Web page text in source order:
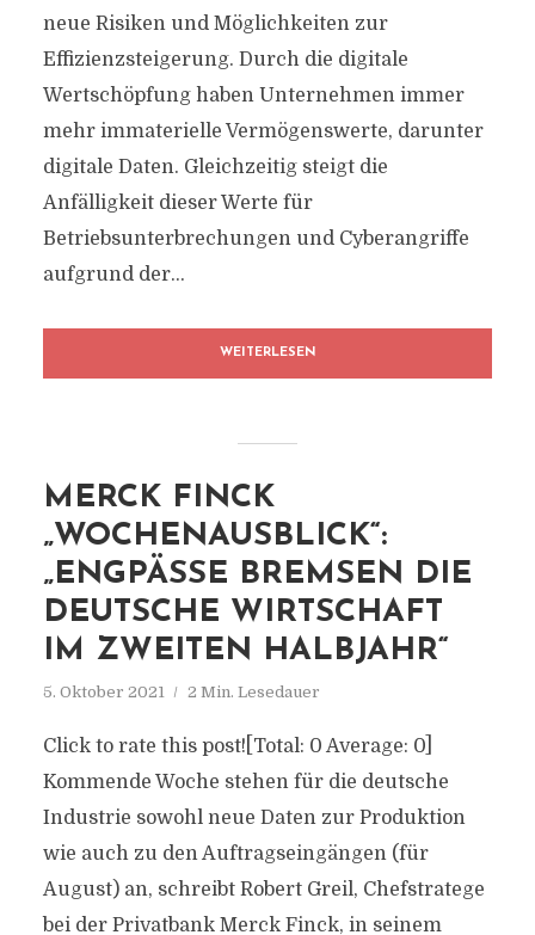
neue Risiken und Möglichkeiten zur
Effizienzsteigerung. Durch die digitale
Wertschöpfung haben Unternehmen immer
mehr immaterielle Vermögenswerte, darunter
digitale Daten. Gleichzeitig steigt die
Anfälligkeit dieser Werte für
Betriebsunterbrechungen und Cyberangriffe
aufgrund der...
WEITERLESEN
MERCK FINCK
„WOCHENAUSBLICK“:
„ENGPÄSSE BREMSEN DIE
DEUTSCHE WIRTSCHAFT
IM ZWEITEN HALBJAHR“
5. Oktober 2021 2 Min. Lesedauer
Click to rate this post![Total: 0 Average: 0]
Kommende Woche stehen für die deutsche
Industrie sowohl neue Daten zur Produktion
wie auch zu den Auftragseingängen (für
August) an, schreibt Robert Greil, Chefstratege
bei der Privatbank Merck Finck, in seinem